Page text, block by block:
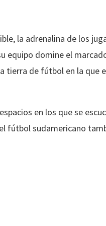
la adrenalina de los
equipo domine el
tierra de fútbol en la que
en los que se
fútbol sudamericano